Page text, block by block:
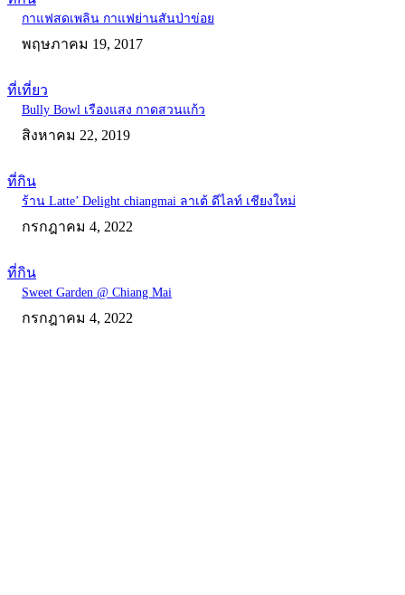
กาแฟสดเพลิน กาแฟย่านสันป่าข่อย
พฤษภาคม 19, 2017
ที่เที่ยว
Bully Bowl เรืองแสง กาดสวนแก้ว
สิงหาคม 22, 2019
ที่กิน
ร้าน Latte’ Delight chiangmai ลาเต้ ดีไลท์ เชียงใหม่
กรกฎาคม 4, 2022
ที่กิน
Sweet Garden @ Chiang Mai
กรกฎาคม 4, 2022